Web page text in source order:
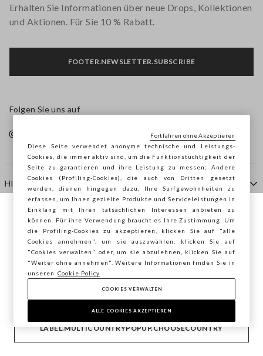
HILFE
AGENTUR
KONTAKTE
Erhalten Sie Informationen über neue Drops, Kollektionen
und Aktionen. Für Sie 10 % Rabatt.
FOOTER.NEWSLETTER.SUBSCRIBE
Folgen Sie uns auf
Copyright © Ovs S.p.A. MwSt.-Nr. 04240010274 - Kap.
Kap. 290.923.470 -2.4.0
Sie surfen auf der Seite von STEFANEL
Österreich, möchten Sie Ihren Standort
speichern?
BESTÄTIGEN
LABEL.MULTICOUNTRYPOPUP.CHOOSECOUNTRY
footer.item.country Österreich
Diese Seite verwendet anonyme technische und Leistungs-
Cookies, die immer aktiv sind, um die Funktionstüchtigkeit der
Seite zu garantieren und ihre Leistung zu messen; Andere
Cookies (Profiling-Cookies), die auch von Dritten gesetzt
werden, dienen hingegen dazu, Ihre Surfgewohnheiten zu
erfassen, um Ihnen gezielte Produkte und Serviceleistungen in
Einklang mit Ihren tatsächlichen Interessen anbieten zu
können. Für ihre Verwendung braucht es Ihre Zustimmung. Um
die Profiling-Cookies zu akzeptieren, klicken Sie auf "alle
Cookies annehmen", um sie auszuwählen, klicken Sie auf
"Cookies verwalten" oder, um sie abzulehnen, klicken Sie auf
"Weiter ohne annehmen". Weitere Informationen finden Sie in
unseren
Cookie Policy
COOKIES VERWALTEN
ALLE COOKIES AKZEPTIEREN
Fortfahren ohne Akzeptieren